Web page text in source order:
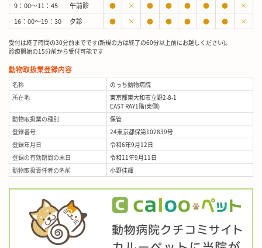
9：00～11：45
午前診 ● × ● ● ● ● ●
×
16：00～19：30
夕診 ● × ● ● ● ● ● ×
受付は終了時間の30分前までです(新規の方は終了の60分以上前にお越しください)。
診療開始の15分前から受付可能です
動物取扱業登録内容
名称
のっち動物病院
所在地
東京都東大和市立野2-8-1
EAST RAY1階(東側)
動物取扱業の種別
保管
登録番号
24東京都保第102839号
登録年月日
令和6年9月12日
登録の有効期間の末日
令和11年9月11日
動物取扱責任者の名前
小野佳輝